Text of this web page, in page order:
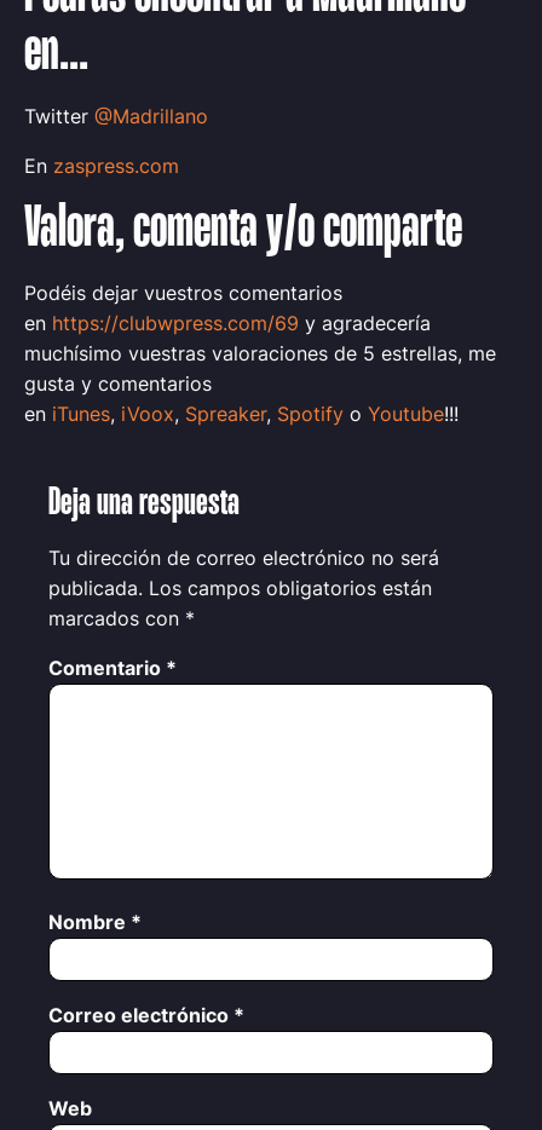
en...
Twitter @Madrillano
En zaspress.com
Valora, comenta y/o comparte
Podéis dejar vuestros comentarios
en https://clubwpress.com/69 y agradecería
muchísimo vuestras valoraciones de 5 estrellas, me
gusta y comentarios
en iTunes, iVoox, Spreaker, Spotify o Youtube!!!
Deja una respuesta
Tu dirección de correo electrónico no será
publicada. Los campos obligatorios están
marcados con *
Comentario *
Nombre *
Correo electrónico *
Web